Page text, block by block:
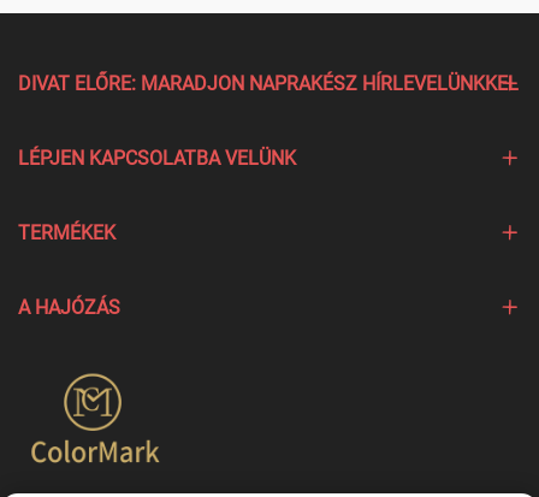
DIVAT ELŐRE: MARADJON NAPRAKÉSZ HÍRLEVELÜNKKEL
LÉPJEN KAPCSOLATBA VELÜNK
TERMÉKEK
A HAJÓZÁS